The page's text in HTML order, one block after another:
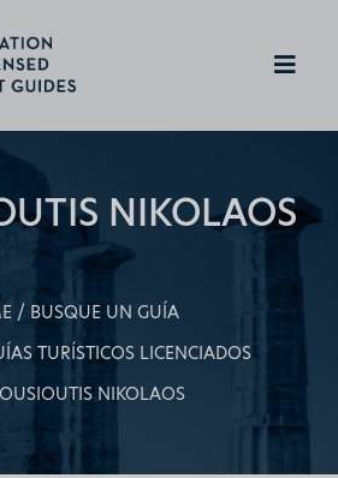
NIKOLAOS
BUSQUE UN GUÍA
TURÍSTICOS LICENCIADOS
NIKOLAOS